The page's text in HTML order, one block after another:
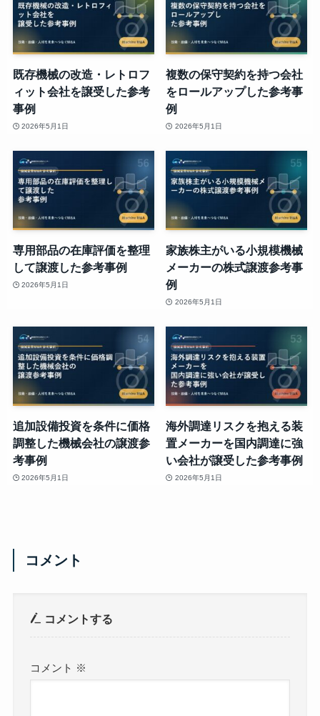
既存機械の改造・レトロフ
ィット会社を譲受した参考
事例
2026年5月1日
複数の保守契約を持つ会社
をロールアップした参考事
例
2026年5月1日
専用部品の在庫評価を整理
して譲渡した参考事例
2026年5月1日
家族株主がいる小規模機械
メーカーの株式譲渡参考事
例
2026年5月1日
追加設備投資を条件に価格
調整した機械会社の譲渡参
考事例
2026年5月1日
海外調達リスクを抱える装
置メーカーを国内調達に強
い会社が譲受した参考事例
2026年5月1日
コメント
コメントする
コメント ※